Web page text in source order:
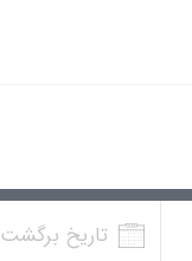
تاریخ برگشت